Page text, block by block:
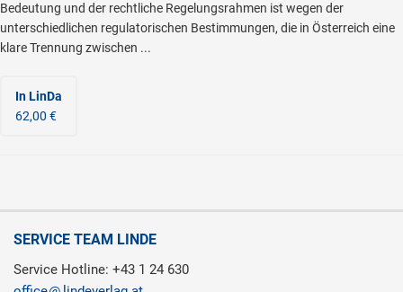
Bedeutung und der rechtliche Regelungsrahmen ist wegen der
unterschiedlichen regulatorischen Bestimmungen, die in Österreich eine
klare Trennung zwischen ...
In LinDa
62,00 €
SERVICE TEAM LINDE
Service Hotline: +43 1 24 630